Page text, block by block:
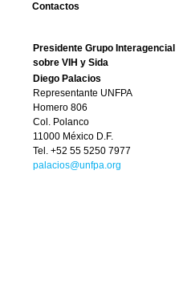
Contactos
Presidente Grupo Interagencial
sobre VIH y Sida
Diego Palacios
Representante UNFPA
Homero 806
Col. Polanco
11000 México D.F.
Tel. +52 55 5250 7977
palacios@unfpa.org